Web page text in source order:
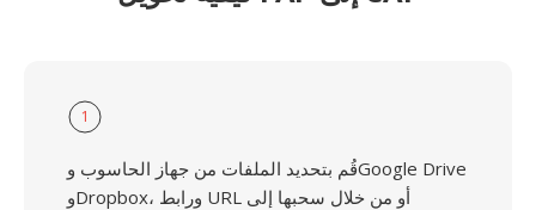
1
قُم بتحديد الملفات من جهاز الحاسوب وGoogle Drive
وDropbox، ورابط URL أو من خلال سحبها إلى